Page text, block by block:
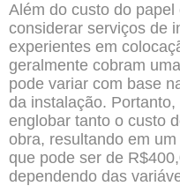
Além do custo do
considerar serviços de
experientes em
geralmente cobram
pode variar com base
da instalação.
englobar tanto o custo
obra, resultando em
que pode ser de
dependendo das